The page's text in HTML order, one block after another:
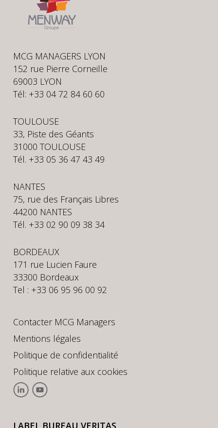
MCG MANAGERS LYON
152 rue Pierre Corneille
69003 LYON
Tél: +33 04 72 84 60 60
TOULOUSE
33, Piste des Géants
31000 TOULOUSE
Tél. +33 05 36 47 43 49
NANTES
75, rue des Français Libres
44200 NANTES
Tél. +33 02 90 09 38 34
BORDEAUX
171 rue Lucien Faure
33300 Bordeaux
Tel : +33 06 95 96 00 92
Contacter MCG Managers
Mentions légales
Politique de confidentialité
Politique relative aux cookies
LABEL BUREAU VERITAS